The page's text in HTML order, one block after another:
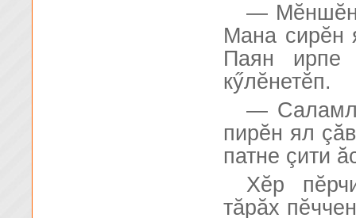
— Мĕншĕн
Мана
Паян ирпе
кӳлĕнетĕп.
—
пирĕн ял
патне çити
Хĕр
тăрăх